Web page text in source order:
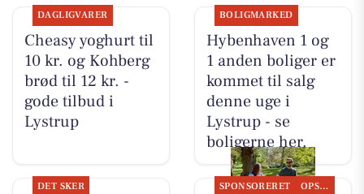
DAGLIGVARER
Cheasy yoghurt til
10 kr. og Kohberg
brød til 12 kr. -
gode tilbud i
Lystrup
BOLIGMARKED
Hybenhaven 1 og
1 anden boliger er
kommet til salg
denne uge i
Lystrup - se
boligerne her.
DET SKER SPONSORERET OPSLAGSTAVLEN